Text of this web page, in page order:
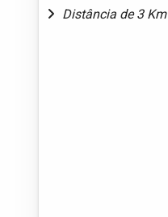
Distância de 3 Km